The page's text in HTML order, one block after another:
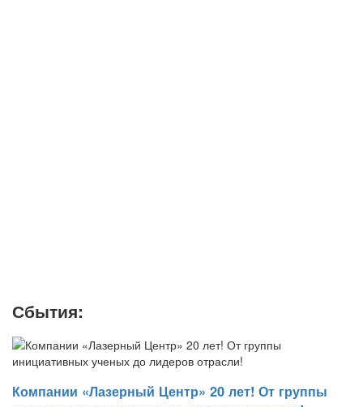
Сбытия:
Компании «Лазерный Центр» 20 лет! От группы